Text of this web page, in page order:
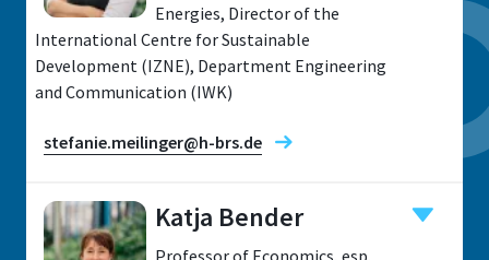
Energies, Director of the
International Centre for Sustainable
Development (IZNE), Department Engineering
and Communication (IWK)
stefanie.meilinger@h-brs.de
Research fields
Katja Bender